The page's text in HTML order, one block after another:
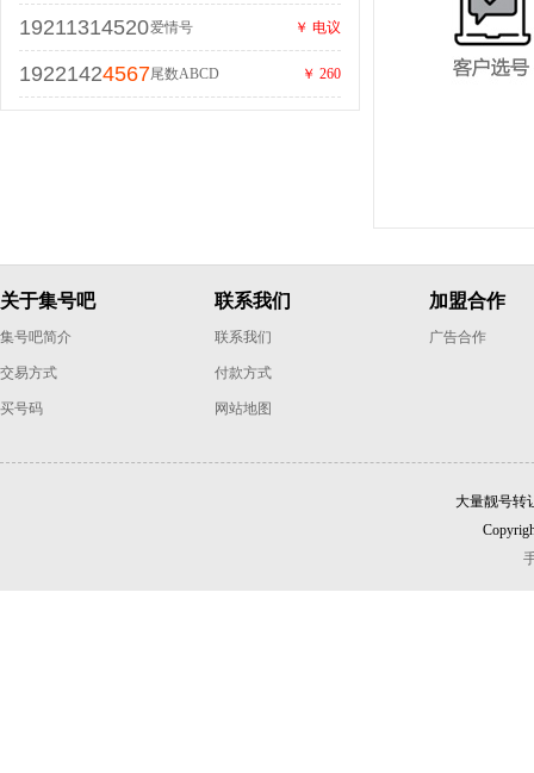
19211314520爱情号 ￥ 电议
19221424567尾数ABCD ￥ 260
关于集号吧
集号吧简介
交易方式
买号码
联系我们
联系我们
付款方式
网站地图
加盟合作
广告合作
大量靓号转